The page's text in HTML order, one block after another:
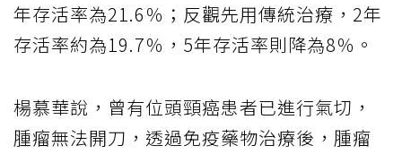
年存活率為21.6％；反觀先用傳統治療，2年
存活率約為19.7％，5年存活率則降為8％。
楊慕華說，曾有位頭頸癌患者已進行氣切，
腫瘤無法開刀，透過免疫藥物治療後，腫瘤